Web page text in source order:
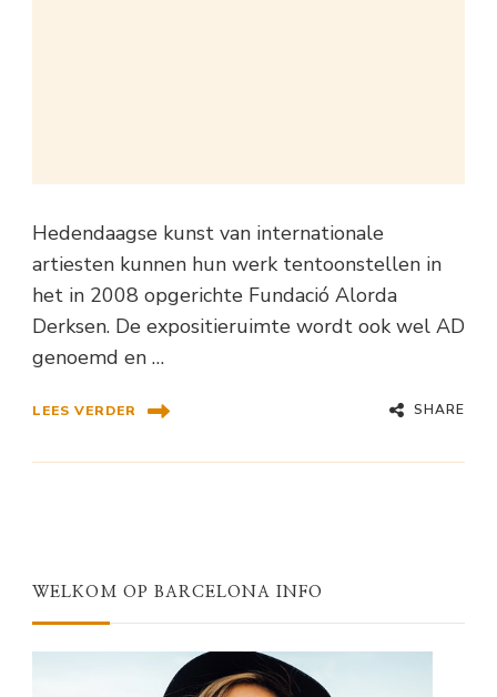
Hedendaagse kunst van internationale
artiesten kunnen hun werk tentoonstellen in
het in 2008 opgerichte Fundació Alorda
Derksen. De expositieruimte wordt ook wel AD
genoemd en …
LEES VERDER SHARE
WELKOM OP BARCELONA INFO